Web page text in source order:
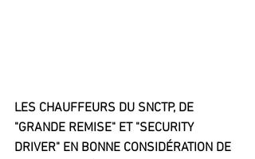
LES CHAUFFEURS DU SNCTP, DE
"GRANDE REMISE" ET "SECURITY
DRIVER" EN BONNE CONSIDÉRATION DE